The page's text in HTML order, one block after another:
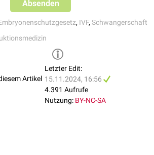
Absenden
, IVF, Schwangerschaft
Artikel
Letzter Edit:
15.11.2024, 16:56
4.391 Aufrufe
Nutzung: BY-NC-SA